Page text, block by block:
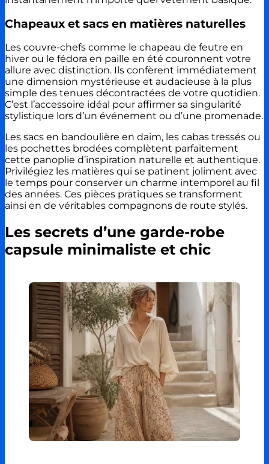
Chapeaux et sacs en matières naturelles
Les couvre-chefs comme le chapeau de feutre en
hiver ou le fédora en paille en été couronnent votre
allure avec distinction. Ils confèrent immédiatement
une dimension mystérieuse et audacieuse à la plus
simple des tenues décontractées de votre quotidien.
C’est l’accessoire idéal pour affirmer sa singularité
stylistique lors d’un événement ou d’une promenade.
Les sacs en bandoulière en daim, les cabas tressés ou
les pochettes brodées complètent parfaitement
cette panoplie d’inspiration naturelle et authentique.
Privilégiez les matières qui se patinent joliment avec
le temps pour conserver un charme intemporel au fil
des années. Ces pièces pratiques se transforment
ainsi en de véritables compagnons de route stylés.
Les secrets d’une garde-robe
capsule minimaliste et chic